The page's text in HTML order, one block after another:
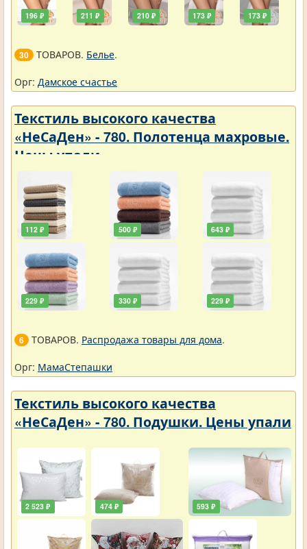
196 ₽ 211 ₽ 210 ₽ 173 ₽ 173 ₽
30 ТОВАРОВ. Белье.
Орг: Дамское счастье
Текстиль высокого качества
«НеСаДен» - 780. Полотенца махровые.
Цены упали
112 ₽
229 ₽
500 ₽
330 ₽
643 ₽
229 ₽
6 ТОВАРОВ. Распродажа товары для дома.
Орг: МамаСтепашки
Текстиль высокого качества
«НеСаДен» - 780. Подушки. Цены упали
2 523 ₽ 474 ₽ 593 ₽